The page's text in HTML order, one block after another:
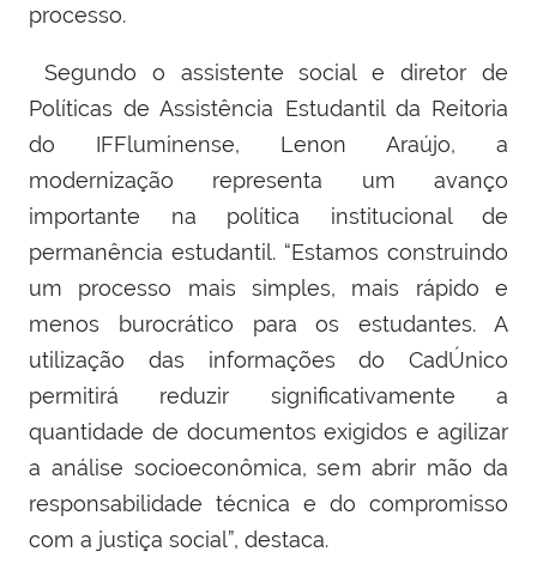
processo.
Segundo o assistente social e diretor de
Políticas de Assistência Estudantil da Reitoria
do IFFluminense, Lenon Araújo, a
modernização representa um avanço
importante na política institucional de
permanência estudantil. “Estamos construindo
um processo mais simples, mais rápido e
menos burocrático para os estudantes. A
utilização das informações do CadÚnico
permitirá reduzir significativamente a
quantidade de documentos exigidos e agilizar
a análise socioeconômica, sem abrir mão da
responsabilidade técnica e do compromisso
com a justiça social”, destaca.